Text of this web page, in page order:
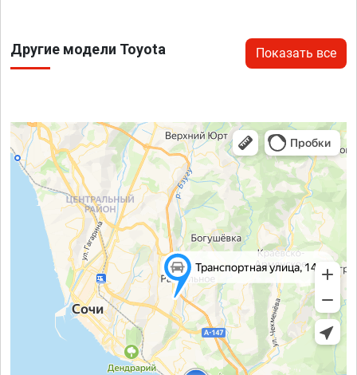
Другие модели Toyota Показать все